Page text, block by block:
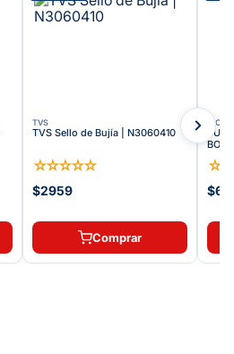
TVS
TVS Sello de Bujía | N3060410
☆☆☆☆☆
$2959
Comprar
☆